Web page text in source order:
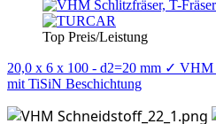
Top Preis/Leistung
20,0 x 6 x 100 - d2=20 mm ✓ VHM
mit TiSiN Beschichtung